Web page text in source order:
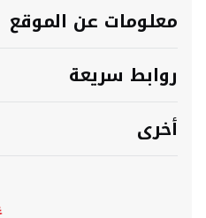
معلومات عن الموقع
روابط سريعة
أخرى